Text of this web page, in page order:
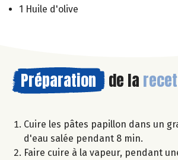
1 Huile d'olive
Préparation de la
Cuire les pâtes papillon dans un
d'eau salée pendant 8 min.
Faire cuire à la vapeur, pendant